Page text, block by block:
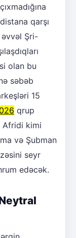
qarşı
Şri-
olan bu
səbəb
15
qrup
Afridi kimi
və Şubman
seyr
edəcək.